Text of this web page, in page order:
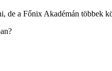
de a Főnix Akadémán többek